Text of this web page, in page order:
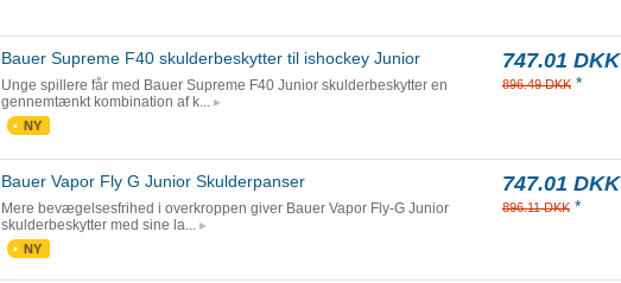
Bauer Supreme F40 skulderbeskytter til ishockey Junior
Unge spillere får med Bauer Supreme F40 Junior skulderbeskytter en
gennemtænkt kombination af k...
NY
747.01 DKK
896.49 DKK *
Bauer Vapor Fly G Junior Skulderpanser
Mere bevægelsesfrihed i overkroppen giver Bauer Vapor Fly-G Junior
skulderbeskytter med sine la...
NY
747.01 DKK
896.11 DKK *